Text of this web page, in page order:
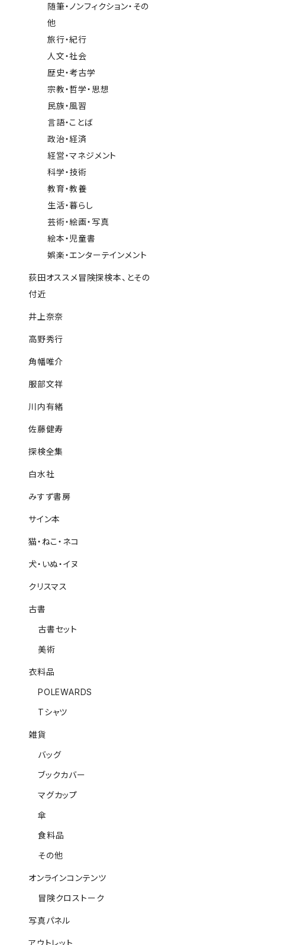
随筆・ノンフィクション・その
他
旅行・紀行
人文・社会
歴史・考古学
宗教・哲学・思想
民族・風習
言語・ことば
政治・経済
経営・マネジメント
科学・技術
教育・教養
生活・暮らし
芸術・絵画・写真
絵本・児童書
娯楽・エンターテインメント
荻田オススメ冒険探検本、とその
付近
井上奈奈
高野秀行
角幡唯介
服部文祥
川内有緒
佐藤健寿
探検全集
白水社
みすず書房
サイン本
猫・ねこ・ネコ
犬・いぬ・イヌ
クリスマス
古書
古書セット
美術
衣料品
POLEWARDS
Tシャツ
雑貨
バッグ
ブックカバー
マグカップ
傘
食料品
その他
オンラインコンテンツ
冒険クロストーク
写真パネル
アウトレット